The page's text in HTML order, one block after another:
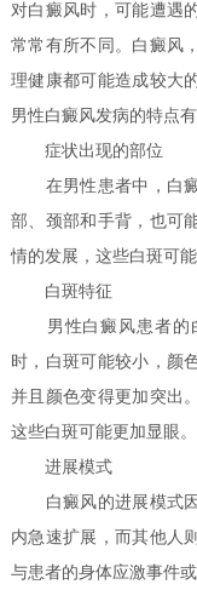
对白癜风时，可能遭遇
常常有所不同。白癜风
理健康都可能造成较大
男性白癜风发病的特点
症状出现的部位
在男性患者中，白癜
部、颈部和手背，也可
情的发展，这些白斑可
白斑特征
男性白癜风患者的白
时，白斑可能较小，颜
并且颜色变得更加突出
这些白斑可能更加显眼。
进展模式
白癜风的进展模式因
内急速扩展，而其他人
与患者的身体应激事件